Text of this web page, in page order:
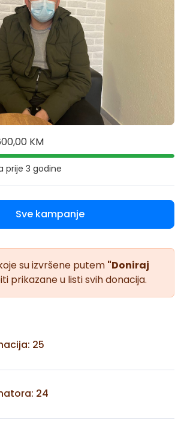
KM
prije 3 godine
Sve kampanje
su izvršene putem "Doniraj
prikazane u listi svih donacija.
25
24